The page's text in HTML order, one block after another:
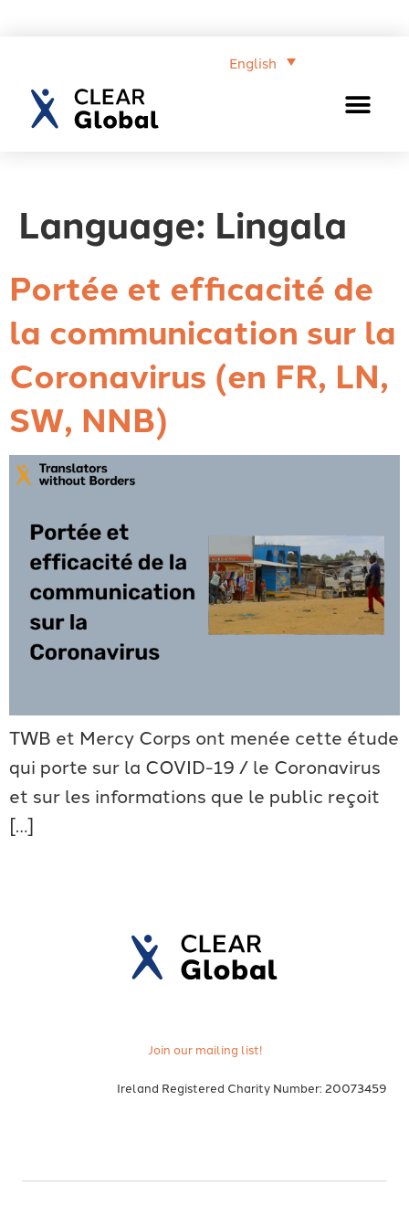
English
Language: Lingala
Portée et efficacité de
la communication sur la
Coronavirus (en FR, LN,
SW, NNB)
TWB et Mercy Corps ont menée cette étude
qui porte sur la COVID-19 / le Coronavirus
et sur les informations que le public reçoit
[…]
Join our mailing list!
Ireland Registered Charity Number: 20073459